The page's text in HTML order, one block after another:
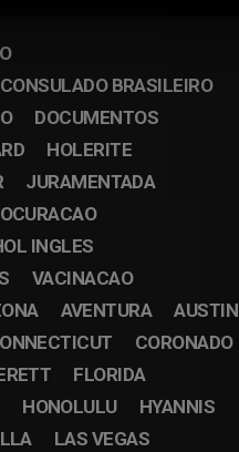
CONSULADO BRASILEIRO
DOCUMENTOS
HOLERITE
JURAMENTADA
INGLES
VACINACAO
AVENTURA
AUSTIN
CORONADO
FLORIDA
HONOLULU
HYANNIS
LAS VEGAS